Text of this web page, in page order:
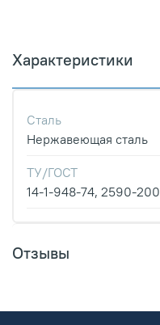
Характеристики
Сталь
Нержавеющая сталь
ТУ/ГОСТ
14-1-948-74, 2590-
Отзывы